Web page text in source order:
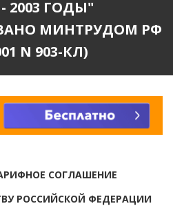
- 2003 ГОДЫ"
МИНТРУДОМ РФ
N 903-КЛ)
СОГЛАШЕНИЕ
РОССИЙСКОЙ ФЕДЕРАЦИИ